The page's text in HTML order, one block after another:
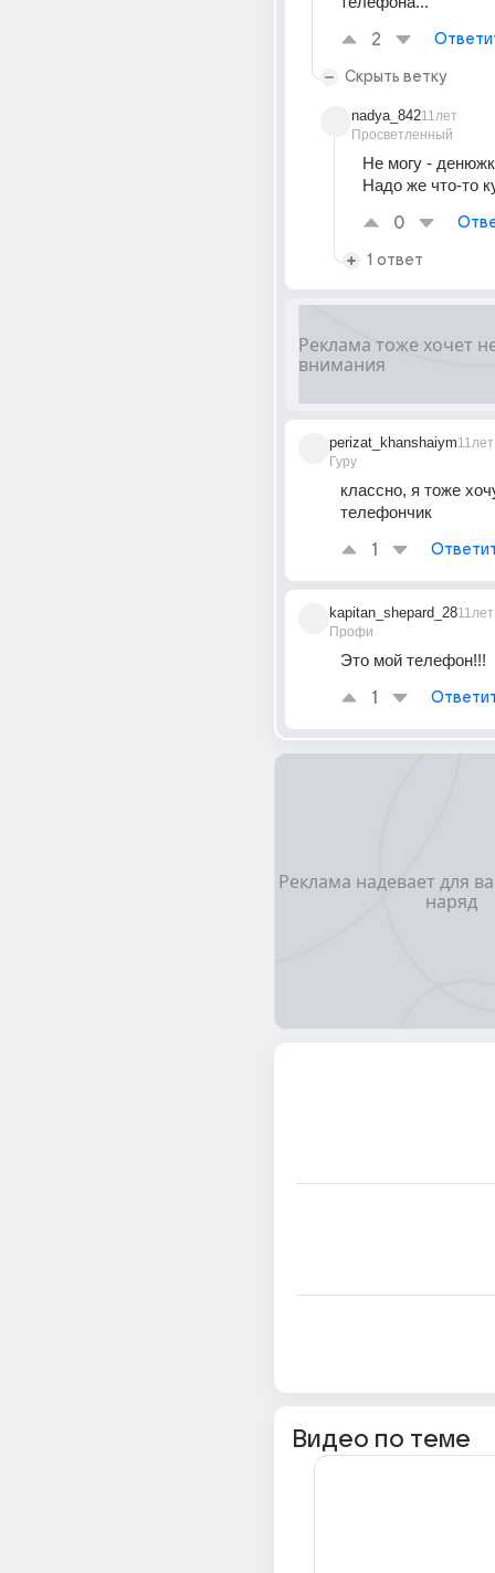
2
Скрыть ветку
nadya_842
Просветленный
11лет
Не могу -
Надо же что-то
0
1 ответ
perizat_khanshaiym
Гуру
11лет
классно, я тоже
телефончик
1
kapitan_shepard_28
Профи
11лет
Это мой телефон!!!
1
Видео по теме